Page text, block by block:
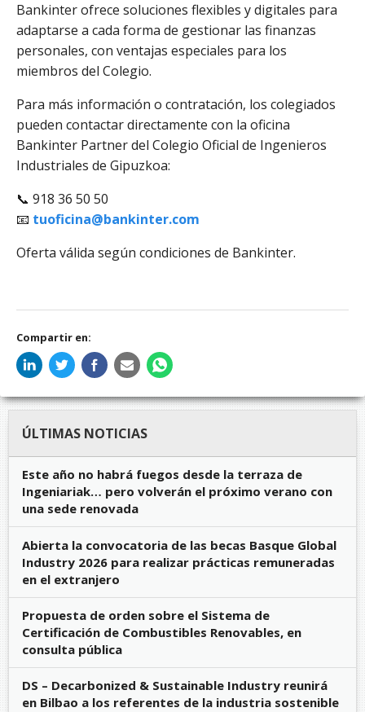
Bankinter ofrece soluciones flexibles y digitales para
adaptarse a cada forma de gestionar las finanzas
personales, con ventajas especiales para los
miembros del Colegio.
Para más información o contratación, los colegiados
pueden contactar directamente con la oficina
Bankinter Partner del Colegio Oficial de Ingenieros
Industriales de Gipuzkoa:
📞 918 36 50 50
📧 tuoficina@bankinter.com
Oferta válida según condiciones de Bankinter.
Compartir en:
ÚLTIMAS NOTICIAS
Este año no habrá fuegos desde la terraza de
Ingeniariak… pero volverán el próximo verano con
una sede renovada
Abierta la convocatoria de las becas Basque Global
Industry 2026 para realizar prácticas remuneradas
en el extranjero
Propuesta de orden sobre el Sistema de
Certificación de Combustibles Renovables, en
consulta pública
DS – Decarbonized & Sustainable Industry reunirá
en Bilbao a los referentes de la industria sostenible